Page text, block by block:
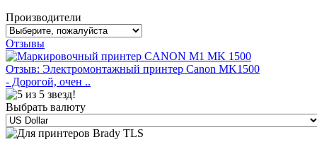
Производители
Отзывы
Отзыв: Электромонтажный принтер Canon MK1500
- Дорогой, очен ..
Выбрать валюту